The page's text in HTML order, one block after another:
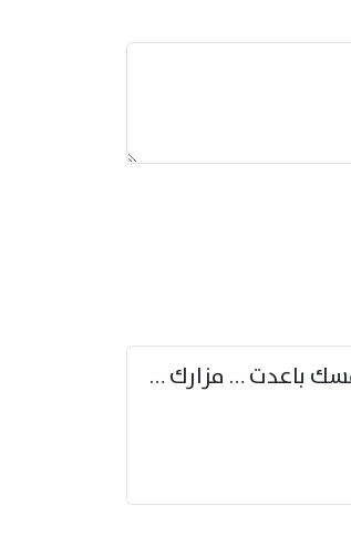
حننت إلى ريّا ونفسك باعدت … مزارك من ريّا وشعباكما معا